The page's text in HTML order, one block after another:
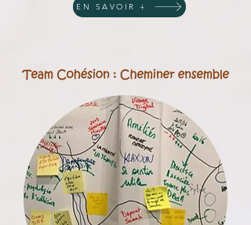
EN SAVOIR +